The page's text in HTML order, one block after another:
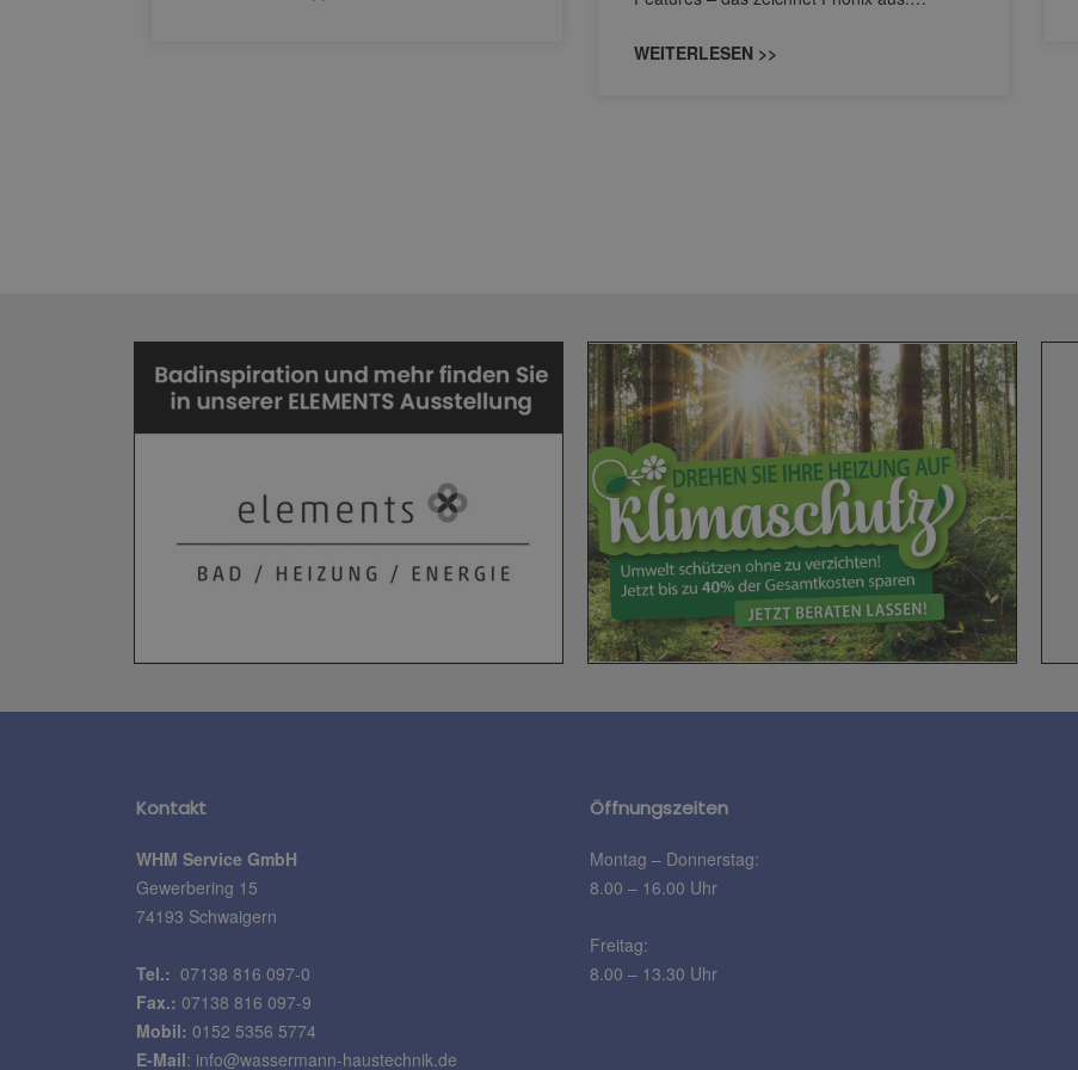
WEITERLESEN >>
Kontakt
WHM Service GmbH
Gewerbering 15
74193 Schwaigern
Tel.: 07138 816 097-0
Fax.: 07138 816 097-9
Mobil: 0152 5356 5774
E-Mail: info@wassermann-haustechnik.de
Öffnungszeiten
Montag – Donnerstag:
8.00 – 16.00 Uhr
Freitag:
8.00 – 13.30 Uhr